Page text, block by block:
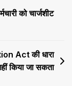
को चार्जशीट
Act की धारा
किया जा सकता